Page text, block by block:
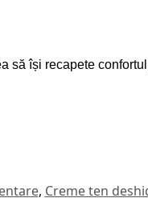
să își recapete
, Creme ten